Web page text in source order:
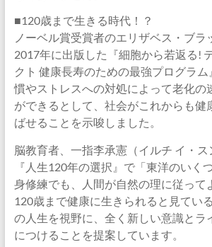
■120歳まで生きる時代！？
ノーベル賞受賞者のエリザベス・ブラ
2017年に出版した『細胞から若返る!
クト 健康長寿のための最強プログラ
慣やストレスへの対処によって老化の
ができるとして、社会がこれからも健
ばせることを示唆しました。
脳教育者、一指李承憲（イルチ イ・
『人生120年の選択』で「東洋のいく
身修練でも、人間が自然の理に従って
120歳まで健康に生きられると見てい
の人生を視野に、全く新しい意識とラ
につけることを提案しています。